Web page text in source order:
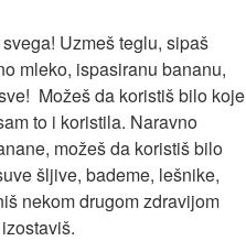
Uzmeš teglu, sipaš
mleko, ispasiranu bananu,
Možeš da koristiš bilo koje
to i koristila. Naravno
možeš da koristiš bilo
šljive, bademe, lešnike,
nekom drugom zdravijom